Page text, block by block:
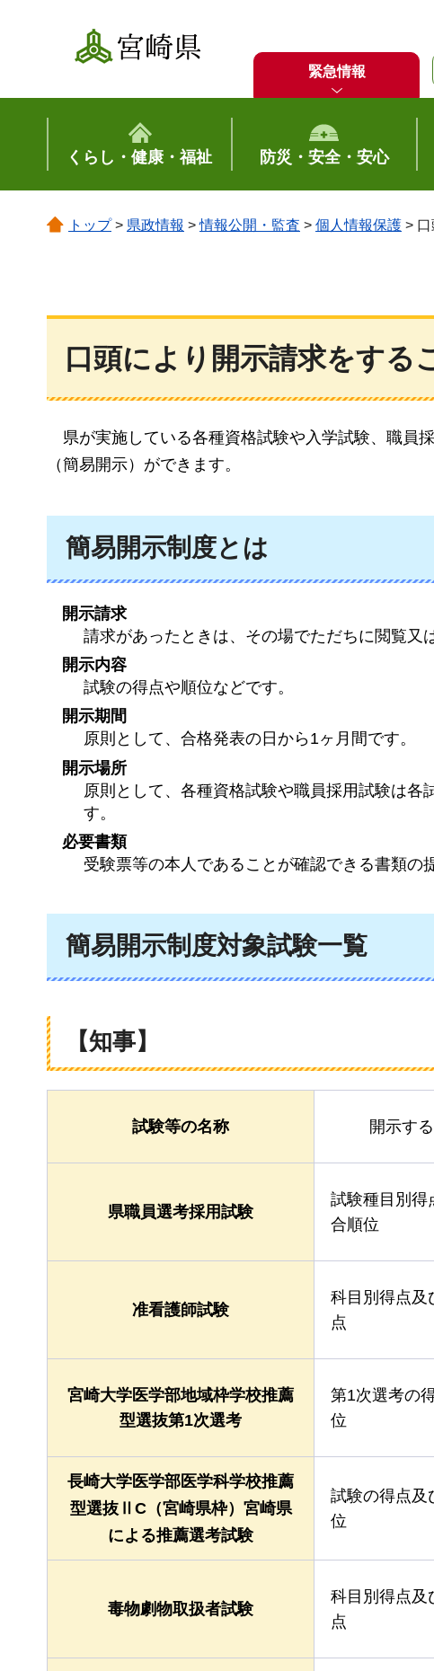
宮崎県
緊急情報
くらし・健康・福祉 防災・安全・安心
トップ> 県政情報 >情報公開・監査 > 個人情報保護 >
口頭により開示請求をする
県が実施している各種資格試験や入学試験、職員
（簡易開示）ができます。
簡易開示制度とは
開示請求
請求があったときは、その場でただちに閲覧又
開示内容
試験の得点や順位などです。
開示期間
原則として、合格発表の日から1ヶ月間です。
開示場所
原則として、各種資格試験や職員採用試験は各
す。
必要書類
受験票等の本人であることが確認できる書類の
簡易開示制度対象試験一覧
【知事】
試験等の名称 開示す
県職員選考採用試験
試験種目別得
合順位
准看護師試験
科目別得点及
点
宮崎大学医学部地域枠学校推薦
型選抜第1次選考
第1次選考の
位
長崎大学医学部医学科学校推薦
型選抜ⅡC（宮崎県枠）宮崎県
による推薦選考試験
試験の得点及
位
毒物劇物取扱者試験
科目別得点及
点